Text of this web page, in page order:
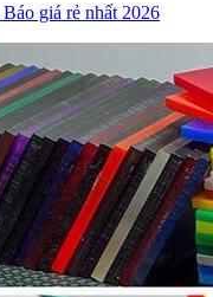
giá rẻ nhất 2026